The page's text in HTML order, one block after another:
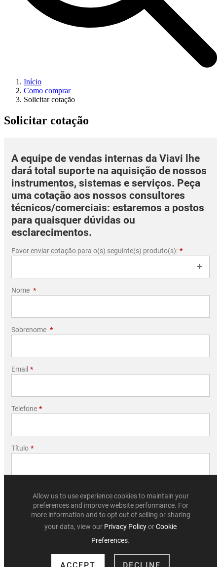
Início
Como comprar
Solicitar cotação
Solicitar cotação